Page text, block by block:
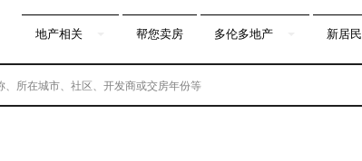
地产相关 帮您卖房 多伦多地产 新居民